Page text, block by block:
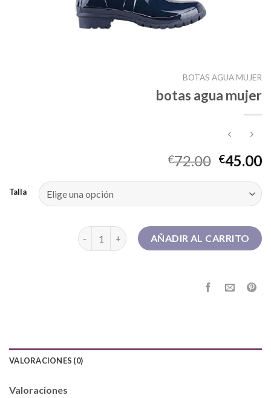
BOTAS AGUA MUJER
botas agua mujer
€72.00 €45.00
Talla
botas agua mujer cantidadAÑADIR AL CARRITO
VALORACIONES (0)
Valoraciones